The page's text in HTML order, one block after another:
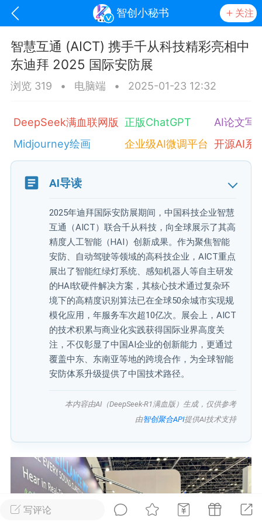
智创小秘书 关注
智狐AI工作台
中英翻译
事想用上客户端...
#智狐AI工作台
21
龙坤智创合作品牌
电脑端 公开内容
Opus 5 已在 Claude、Claude
API，以及 Amazon Web
Max 的新默认模型，并成为
可选择的最强模型。
注接入效率、调用成本和企业报销流程
写评论
智慧互通 (AICT) 携手千从科技精彩亮相中
东迪拜 2025 国际安防展
浏览 319 • 电脑端 • 2025-01-23 12:32
DeepSeek满血联网版
Midjourney绘画
正版ChatGPT
企业级AI微调平台
AI论文写
开源AI系
AI导读
2025年迪拜国际安防展期间，中国科技企业智慧
互通（AICT）联合千从科技，向全球展示了其高
精度人工智能（HAI）创新成果。作为聚焦智能
安防、自动驾驶等领域的高科技企业，AICT重点
展出了智能红绿灯系统、感知机器人等自主研发
的HAI软硬件解决方案，其核心技术通过复杂环
境下的高精度识别算法已在全球50余城市实现规
模化应用，年服务车次超10亿次。展会上，AICT
的技术积累与商业化实践获得国际业界高度关
注，不仅彰显了中国AI企业的创新能力，更通过
覆盖中东、东南亚等地的跨境合作，为全球智能
安防体系升级提供了中国技术路径。
本内容由AI（DeepSeek-R1满血版）生成，仅供参考
由智创聚合API提供AI技术支持